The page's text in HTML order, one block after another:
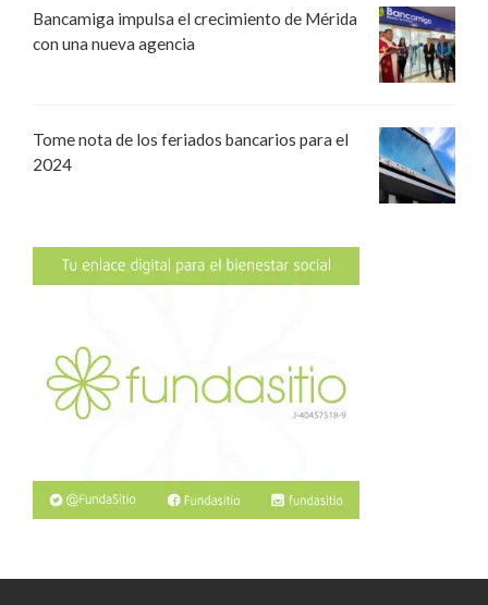
Bancamiga impulsa el crecimiento de Mérida
con una nueva agencia
Tome nota de los feriados bancarios para el
2024